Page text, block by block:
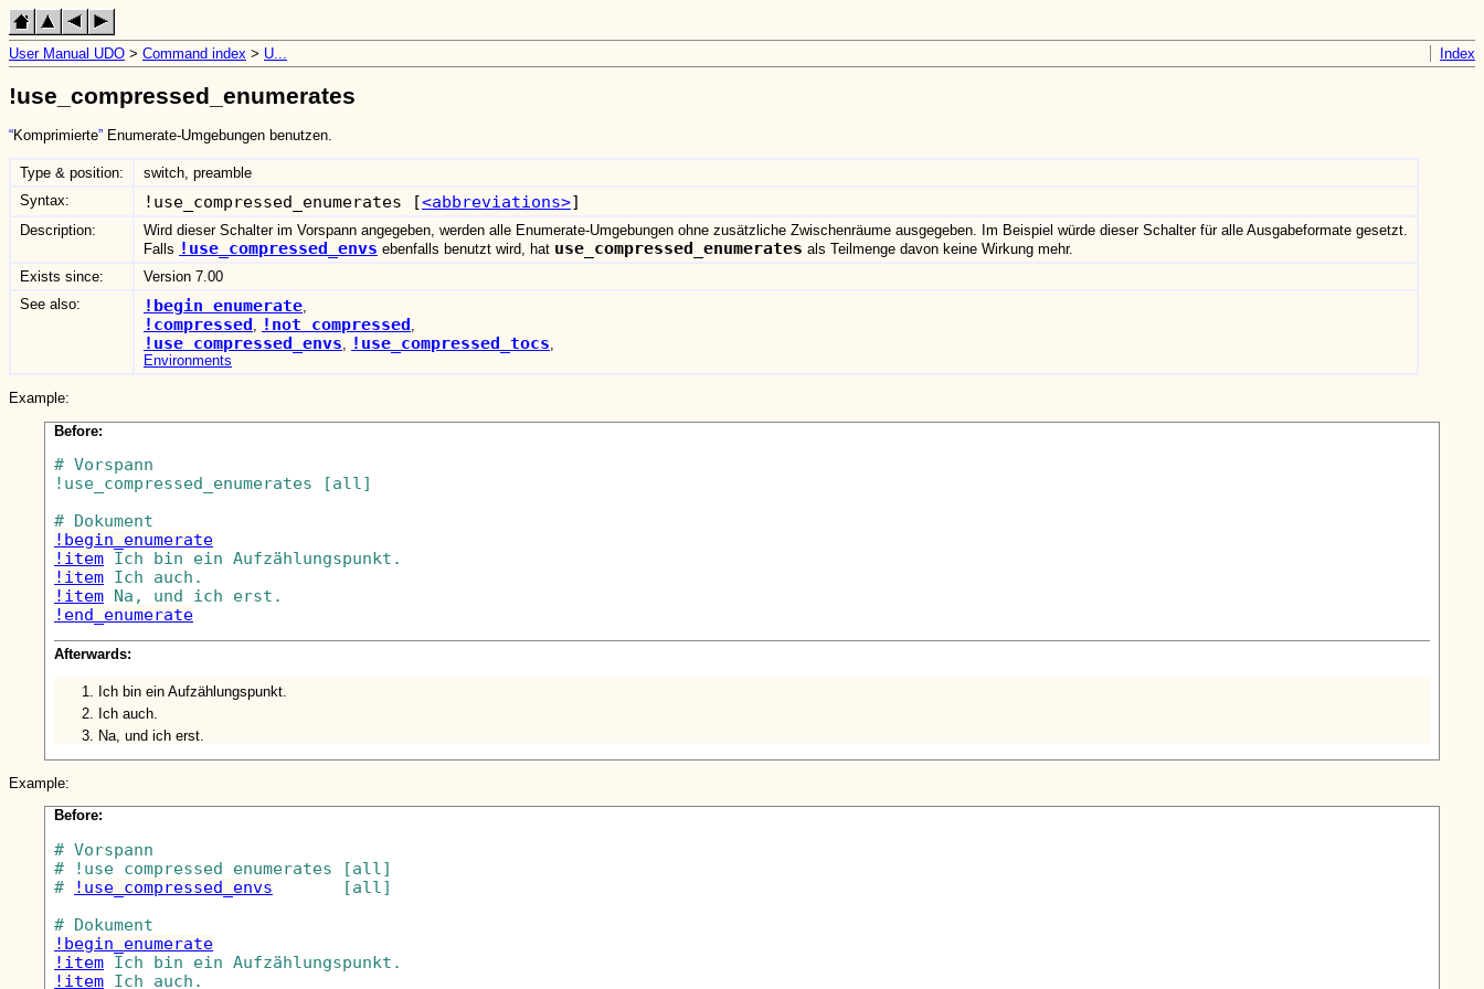
User Manual UDO > Command index > U... Index
!use_compressed_enumerates
Komprimierte Enumerate-Umgebungen benutzen.
Type & position:
switch, preamble
Syntax:
!use_compressed_enumerates [<abbreviations>]
Description:
Wird dieser Schalter im Vorspann angegeben, werden alle Enumerate-Umgebungen ohne zusätzliche Zwischenräume ausgegeben. Im Beispiel würde dieser Schalter für alle Ausgabeformate gesetzt.
Falls !use_compressed_envs ebenfalls benutzt wird, hat use_compressed_enumerates als Teilmenge davon keine Wirkung mehr.
Exists since:
Version 7.00
See also:
!begin_enumerate
!compressed !not_compressed
!use_compressed_envs !use_compressed_tocs
Environments
Example:
Before:
# Vorspann
!use_compressed_enumerates [all]
!begin_enumerate
!item
!item
!item
!end_enumerate
Afterwards:
Ich bin ein Aufzählungspunkt.
Ich auch.
Na, und ich erst.
Example:
Before:
# Vorspann
# !use_compressed_enumerates [all]
#
!use_compressed_envs
       [all]
!begin_enumerate
!item
!item